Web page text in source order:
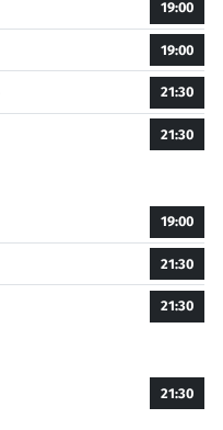
19:00
19:00
21:30
21:30
19:00
21:30
21:30
21:30